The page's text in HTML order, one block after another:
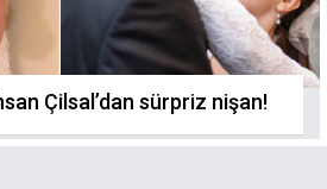
Çilsal’dan sürpriz nişan!